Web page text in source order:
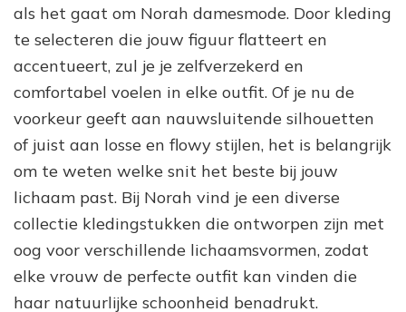
als het gaat om Norah damesmode. Door kleding
te selecteren die jouw figuur flatteert en
accentueert, zul je je zelfverzekerd en
comfortabel voelen in elke outfit. Of je nu de
voorkeur geeft aan nauwsluitende silhouetten
of juist aan losse en flowy stijlen, het is belangrijk
om te weten welke snit het beste bij jouw
lichaam past. Bij Norah vind je een diverse
collectie kledingstukken die ontworpen zijn met
oog voor verschillende lichaamsvormen, zodat
elke vrouw de perfecte outfit kan vinden die
haar natuurlijke schoonheid benadrukt.